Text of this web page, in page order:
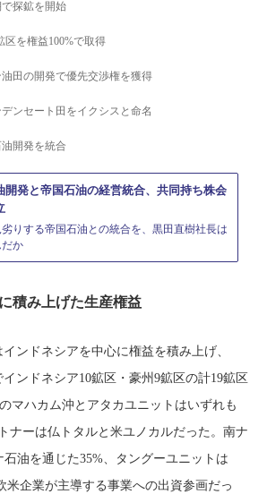
探鉱を開始
区を権益100%で取得
田の開発で優先交渉権を獲得
ンセート田をイクシスと命名
開発を統合
開発と帝国石油の経営統合、共同持ち株会
りする帝国石油との統合を、黒田直樹社長は
だか
積み上げた生産権益
ンドネシアを中心に権益を積み上げ、
インドネシア10鉱区・豪州9鉱区の計19鉱区
マハカム沖とアタカユニットはいずれも
ナーは仏トタルと米ユノカルだった。南ナ
石油を通じた35%、タングーユニットは
米企業が主導する事業への出資参画だっ